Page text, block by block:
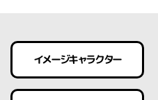
イメージキャラクター